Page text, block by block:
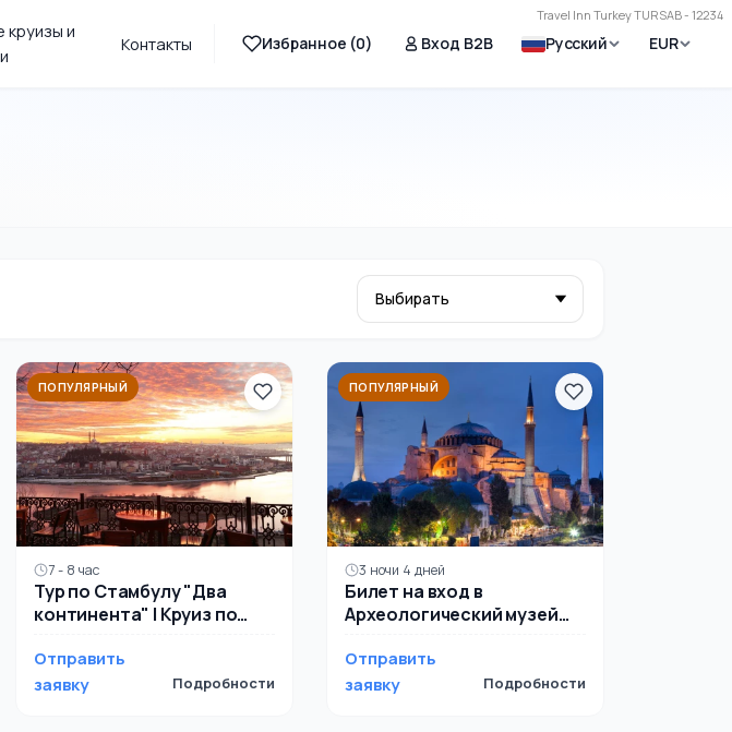
Travel Inn Turkey TURSAB - 12234
круизы и
Контакты Избранное (0) Вход B2B Русский EUR
ПОПУЛЯРНЫЙ
7 - 8 час
Тур по Стамбулу "Два
континента" | Круиз по
(Азия и Европа)
Отправить
заявку
Подробности
ПОПУЛЯРНЫЙ
3 ночи 4 дней
Билет на вход в
Археологический музей
Отправить
заявку
Подробности